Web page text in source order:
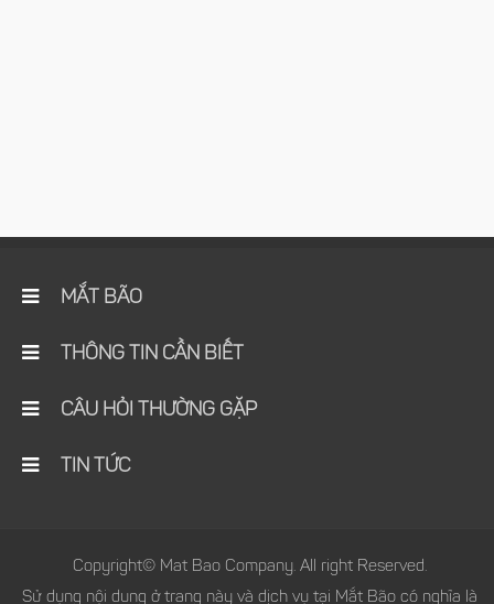
MẮT BÃO
THÔNG TIN CẦN BIẾT
CÂU HỎI THƯỜNG GẶP
TIN TỨC
Copyright© Mat Bao Company. All right Reserved.
Sử dụng nội dung ở trang này và dịch vụ tại Mắt Bão có nghĩa là